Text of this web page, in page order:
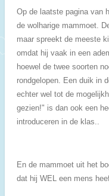
Op de laatste pagina van
de wolharige mammoet.
maar spreekt de meeste
omdat hij vaak in een
hoewel de twee soorten
rondgelopen. Een duik in
echter wel tot de
gezien!" is dan ook een
introduceren in de klas..
En de mammoet uit het
dat hij WEL een mens